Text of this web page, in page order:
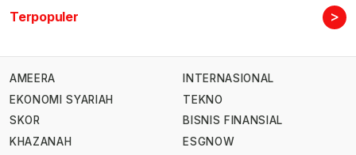
Terpopuler >
AMEERA
EKONOMI SYARIAH
SKOR
KHAZANAH
INTERNASIONAL
TEKNO
BISNIS FINANSIAL
ESGNOW